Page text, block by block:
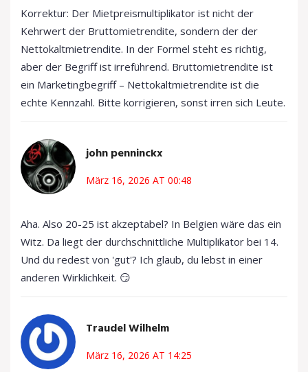
Korrektur: Der Mietpreismultiplikator ist nicht der
Kehrwert der Bruttomietrendite, sondern der der
Nettokaltmietrendite. In der Formel steht es richtig,
aber der Begriff ist irreführend. Bruttomietrendite ist
ein Marketingbegriff – Nettokaltmietrendite ist die
echte Kennzahl. Bitte korrigieren, sonst irren sich Leute.
john penninckx
März 16, 2026 AT 00:48
Aha. Also 20-25 ist akzeptabel? In Belgien wäre das ein
Witz. Da liegt der durchschnittliche Multiplikator bei 14.
Und du redest von 'gut'? Ich glaub, du lebst in einer
anderen Wirklichkeit. 😏
Traudel Wilhelm
März 16, 2026 AT 14:25